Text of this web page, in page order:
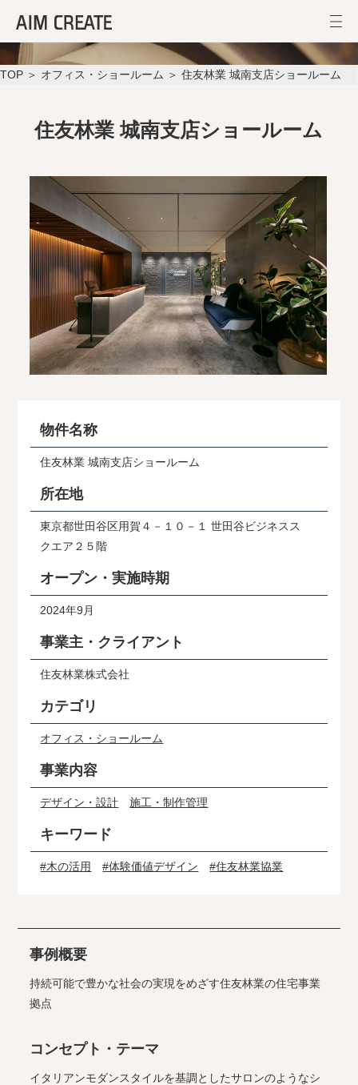
住友林業 城南支店ショールーム
TOP ＞ オフィス・ショールーム ＞ 住友林業 城南支店ショールーム
住友林業 城南支店ショールーム
物件名称
住友林業 城南支店ショールーム
所在地
東京都世田谷区用賀４－１０－１ 世田谷ビジネスス
クエア２５階
オープン・実施時期
2024年9月
事業主・クライアント
住友林業株式会社
カテゴリ
オフィス・ショールーム
事業内容
デザイン・設計 施工・制作管理
キーワード
#木の活用 #体験価値デザイン #住友林業協業
事例概要
持続可能で豊かな社会の実現をめざす住友林業の住宅事業
拠点
コンセプト・テーマ
イタリアンモダンスタイルを基調としたサロンのようなシ